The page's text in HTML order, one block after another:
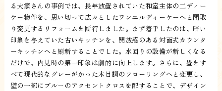
る大家さんの事例では、長年放置されていた和室主体の二ディー
ケー物件を、思い切って広々としたワンエルディーケーへと間取
り変更するリフォームを断行しました。まず着手したのは、暗い
印象を与えていた古いキッチンを、開放感のある対面式カウンタ
ーキッチンへと刷新することでした。水回りの設備が新しくなる
だけで、内見時の第一印象は劇的に向上します。さらに、畳をす
べて現代的なグレーがかった木目調のフローリングへと変更し、
壁の一部にブルーのアクセントクロスを配することで、デザイン